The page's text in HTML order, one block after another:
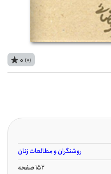
0 (0)
روشنگران و مطالعات زنان
152 صفحه